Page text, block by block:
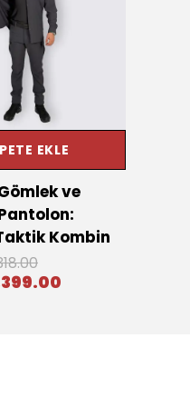
EKLE
ve
Kombin